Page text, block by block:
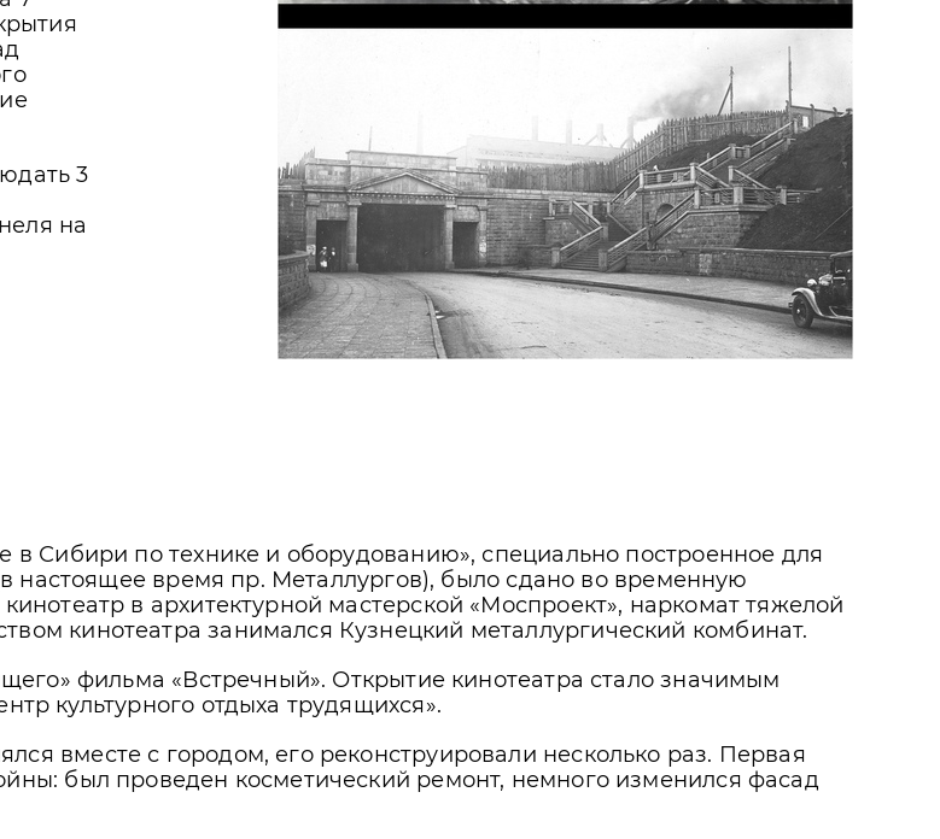
3
на
в Сибири по технике и оборудованию», специально построенное для
настоящее время пр. Металлургов), было сдано во временную
в архитектурной мастерской «Моспроект», наркомат тяжелой
кинотеатра занимался Кузнецкий металлургический комбинат.
фильма «Встречный». Открытие кинотеатра стало значимым
культурного отдыха трудящихся».
вместе с городом, его реконструировали несколько раз. Первая
был проведен косметический ремонт, немного изменился фасад